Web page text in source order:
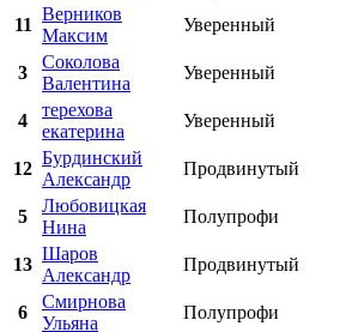
11
Верников
Максим
Уверенный
3
Соколова
Валентина
Уверенный
4
терехова
екатерина
Уверенный
12
Бурдинский
Александр
Продвинутый
5
Любовицкая
Нина
Полупрофи
13
Шаров
Александр
Продвинутый
6
Смирнова
Ульяна
Полупрофи